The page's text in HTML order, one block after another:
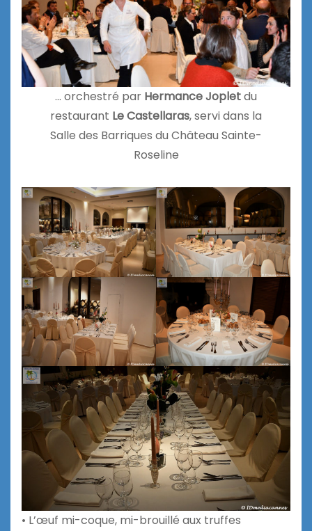
… orchestré par Hermance Jopletdu
restaurant Le Castellaras, servi dans la
Salle des Barriques du Château Sainte-
Roseline
• L’œuf mi-coque, mi-brouillé aux truffes